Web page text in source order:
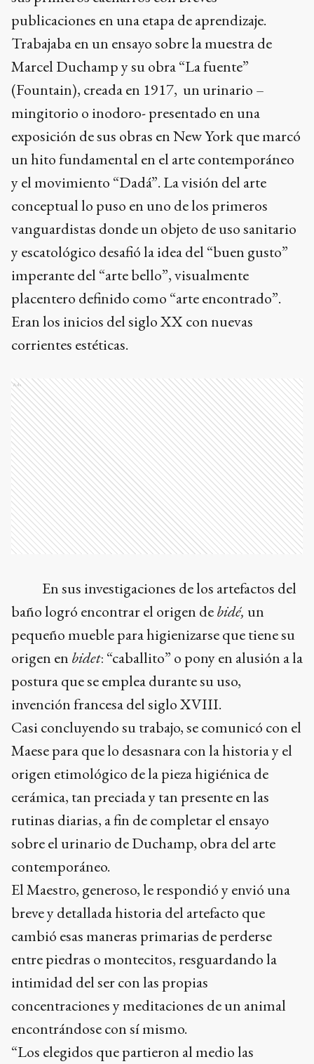
publicaciones en una etapa de aprendizaje.
Trabajaba en un ensayo sobre la muestra de
Marcel Duchamp y su obra “La fuente”
(Fountain), creada en 1917, un urinario –
mingitorio o inodoro- presentado en una
exposición de sus obras en New York que marcó
un hito fundamental en el arte contemporáneo
y el movimiento “Dadá”. La visión del arte
conceptual lo puso en uno de los primeros
vanguardistas donde un objeto de uso sanitario
y escatológico desafió la idea del “buen gusto”
imperante del “arte bello”, visualmente
placentero definido como “arte encontrado”.
Eran los inicios del siglo XX con nuevas
corrientes estéticas.
Ads
En sus investigaciones de los artefactos del
baño logró encontrar el origen debidé, un
pequeño mueble para higienizarse que tiene su
origen en bidet: “caballito” o pony en alusión a la
postura que se emplea durante su uso,
invención francesa del siglo XVIII.
Casi concluyendo su trabajo, se comunicó con el
Maese para que lo desasnara con la historia y el
origen etimológico de la pieza higiénica de
cerámica, tan preciada y tan presente en las
rutinas diarias, a fin de completar el ensayo
sobre el urinario de Duchamp, obra del arte
contemporáneo.
El Maestro, generoso, le respondió y envió una
breve y detallada historia del artefacto que
cambió esas maneras primarias de perderse
entre piedras o montecitos, resguardando la
intimidad del ser con las propias
concentraciones y meditaciones de un animal
encontrándose con sí mismo.
“Los elegidos que partieron al medio las